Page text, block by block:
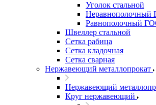
Уголок стальной
Неравнополочный
Равнополочный
Швеллер стальной
Сетка рабица
Сетка кладочная
Сетка сварная
Нержавеющий металлопрокат
Нержавеющий
Круг нержавеющий